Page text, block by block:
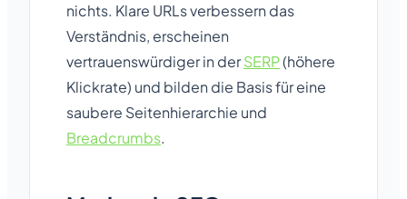
nichts. Klare URLs verbessern das
Verständnis, erscheinen
vertrauenswürdiger in derSERP(höhere
Klickrate) und bilden die Basis für eine
saubere Seitenhierarchie und
Breadcrumbs.